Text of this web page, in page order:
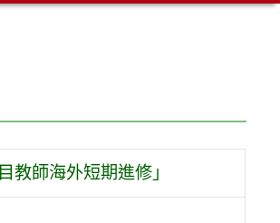
教師海外短期進修」